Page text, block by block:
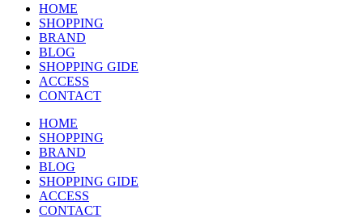
HOME
SHOPPING
BRAND
BLOG
SHOPPING GIDE
ACCESS
CONTACT
HOME
SHOPPING
BRAND
BLOG
SHOPPING GIDE
ACCESS
CONTACT